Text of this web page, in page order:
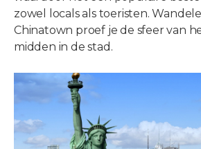
zowel locals als toeristen.
Chinatown proef je de sfeer van
midden in de stad.